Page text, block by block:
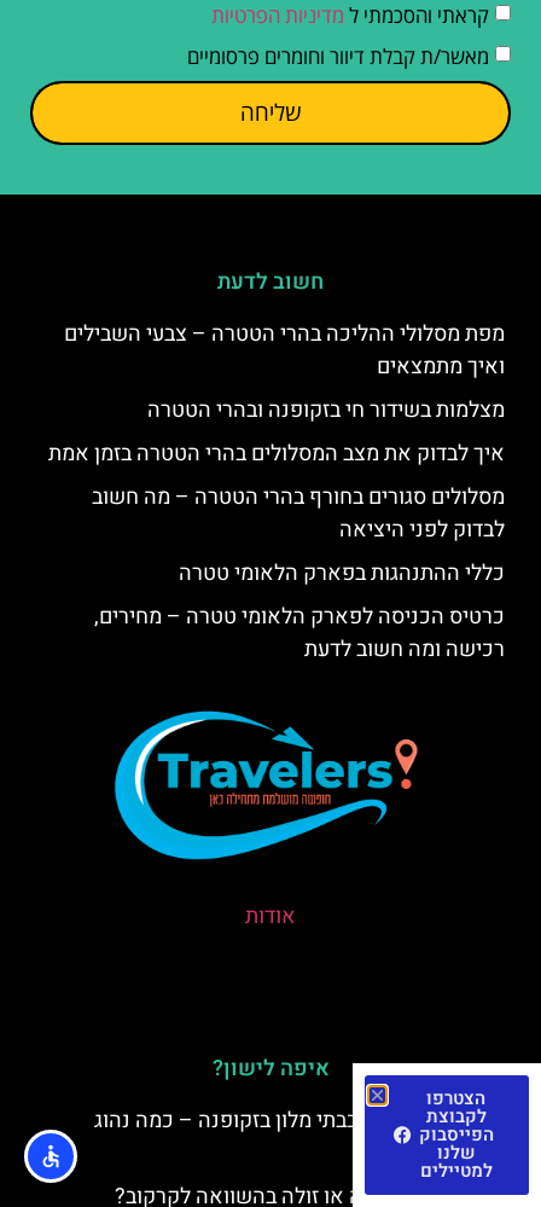
קראתי והסכמתי ל מדיניות הפרטיות
מאשר/ת קבלת דיוור וחומרים פרסומיים
שליחה
חשוב לדעת
מפת מסלולי ההליכה בהרי הטטרה – צבעי השבילים
ואיך מתמצאים
מצלמות בשידור חי בזקופנה ובהרי הטטרה
איך לבדוק את מצב המסלולים בהרי הטטרה בזמן אמת
מסלולים סגורים בחורף בהרי הטטרה – מה חשוב
לבדוק לפני היציאה
כללי ההתנהגות בפארק הלאומי טטרה
כרטיס הכניסה לפארק הלאומי טטרה – מחירים,
רכישה ומה חשוב לדעת
אודות
איפה לישון?
טיפים במסעדות ובבתי מלון בזקופנה – כמה נהוג
להשאיר?
האם זקופנה יקרה או זולה בהשוואה לקרקוב?
הצטרפו
לקבוצת
הפייסבוק
שלנו
למטיילים